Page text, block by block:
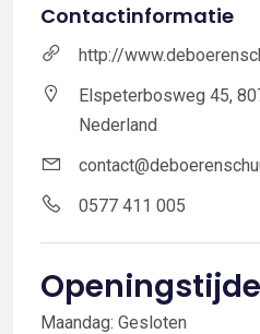
Contactinformatie
http://
Elspeterbosweg 45,
Nederland
0577 411 005
Maandag: Gesloten